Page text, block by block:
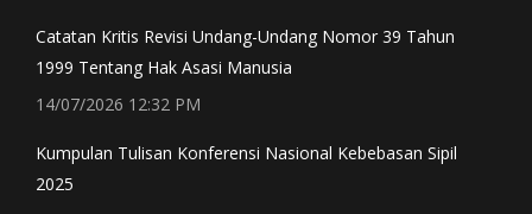
Catatan Kritis Revisi Undang-Undang Nomor 39 Tahun
1999 Tentang Hak Asasi Manusia
14/07/2026 12:32 PM
Kumpulan Tulisan Konferensi Nasional Kebebasan Sipil
2025